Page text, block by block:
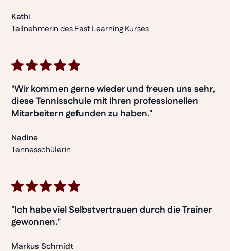
Kathi
Teilnehmerin des Fast Learning Kurses
"Wir kommen gerne wieder und freuen uns sehr,
diese Tennisschule mit ihren professionellen
Mitarbeitern gefunden zu haben."
Nadine
Tennesschülerin
"Ich habe viel Selbstvertrauen durch die Trainer
gewonnen."
Markus Schmidt